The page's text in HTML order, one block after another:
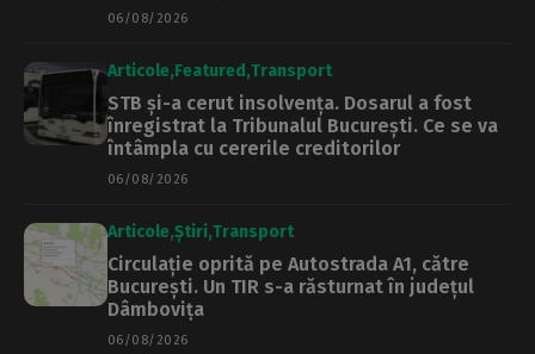
06/08/2026
Articole Featured Transport
STB și-a cerut insolvența. Dosarul a fost
înregistrat la Tribunalul București. Ce se va
întâmpla cu cererile creditorilor
06/08/2026
Articole Știri Transport
Circulație oprită pe Autostrada A1, către
București. Un TIR s-a răsturnat în județul
Dâmbovița
06/08/2026